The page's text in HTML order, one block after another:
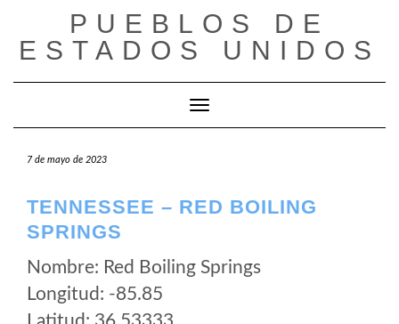
contenido
PUEBLOS DE
ESTADOS UNIDOS
Cambiar modo de navegación
7 de mayo de 2023
TENNESSEE – RED BOILING
SPRINGS
Nombre: Red Boiling Springs
Longitud: -85.85